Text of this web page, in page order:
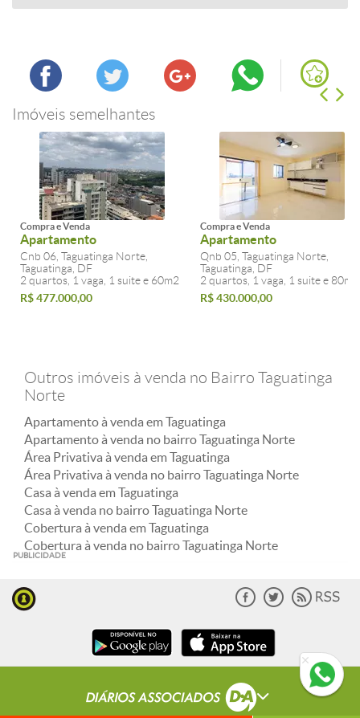
Imóveis semelhantes
Compra e Venda
Apartamento
Cnb 06, Taguatinga Norte,
Taguatinga, DF
2 quartos, 1 vaga, 1 suite e 60m2
R$ 477.000,00
Compra e Venda
Apartamento
Qnb 05, Taguatinga Norte,
Taguatinga, DF
2 quartos, 1 vaga, 1 suite e 80m2
R$ 430.000,00
Outros imóveis à venda no Bairro Taguatinga
Norte
Apartamento à venda em Taguatinga
Apartamento à venda no bairro Taguatinga Norte
Área Privativa à venda em Taguatinga
Área Privativa à venda no bairro Taguatinga Norte
Casa à venda em Taguatinga
Casa à venda no bairro Taguatinga Norte
Cobertura à venda em Taguatinga
Cobertura à venda no bairro Taguatinga Norte
PUBLICIDADE